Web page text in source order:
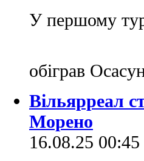
У першому
обіграв
Вільярреал
Морено
16.08.25 00:45